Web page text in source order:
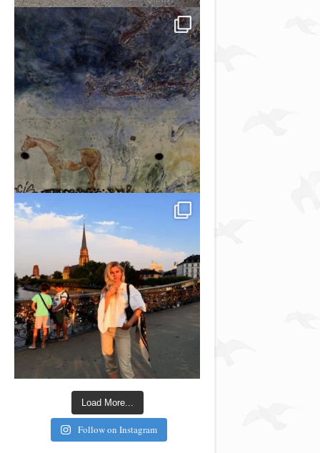
Load More...
Follow on Instagram